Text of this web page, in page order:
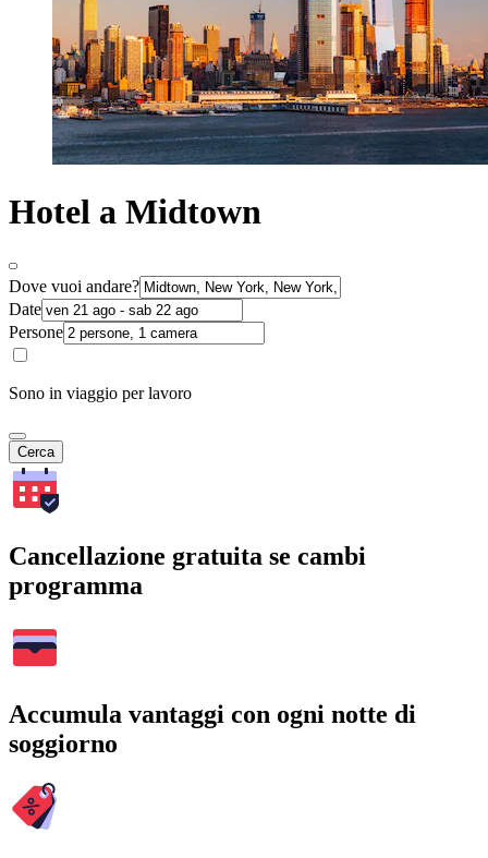
Hotel a Midtown
Dove vuoi andare?
Date
Persone
Sono in viaggio per lavoro
Cerca
Cancellazione gratuita se cambi
programma
Accumula vantaggi con ogni notte di
soggiorno